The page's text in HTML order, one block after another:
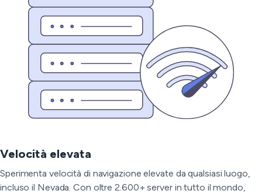
Velocità elevata
Sperimenta velocità di navigazione elevate da qualsiasi luogo,
incluso il Nevada. Con oltre 2.600+ server in tutto il mondo,